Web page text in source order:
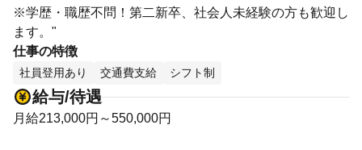
※学歴・職歴不問！第二新卒、社会人未経験の方も歓迎し
ます。"
仕事の特徴
社員登用あり 交通費支給 シフト制
給与/待遇
月給213,000円～550,000円